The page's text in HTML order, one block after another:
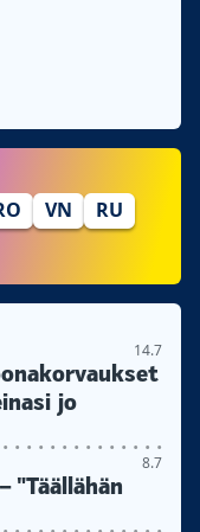
VN
RU
14.7
jo
8.7